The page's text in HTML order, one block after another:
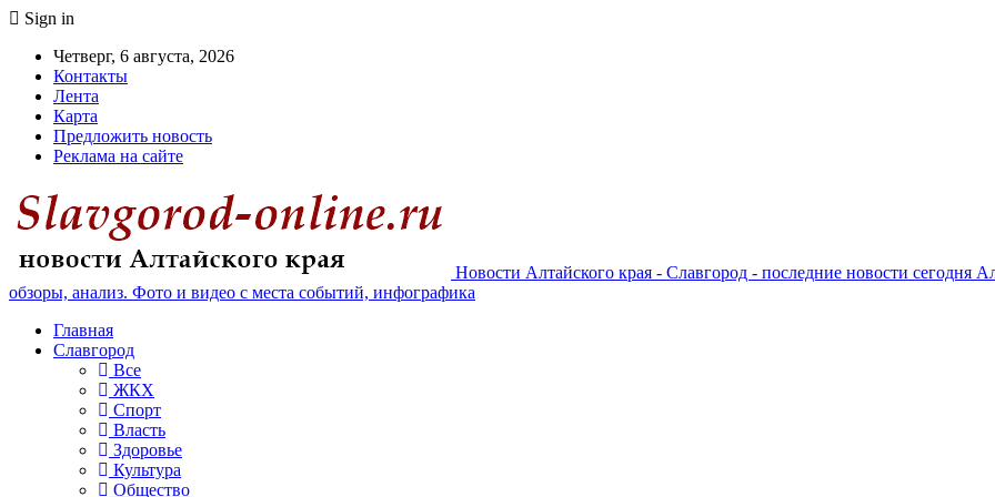
Sign in
Четверг, 6 августа, 2026
Контакты
Лента
Карта
Предложить новость
Реклама на сайте
Новости Алтайского края - Славгород - последние новости сегодня
обзоры, анализ. Фото и видео с места событий, инфографика
Главная
Славгород
Все
ЖКХ
Спорт
Власть
Здоровье
Культура
Общество